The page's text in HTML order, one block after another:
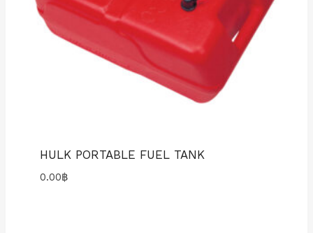
HULK PORTABLE FUEL TANK
0.00฿